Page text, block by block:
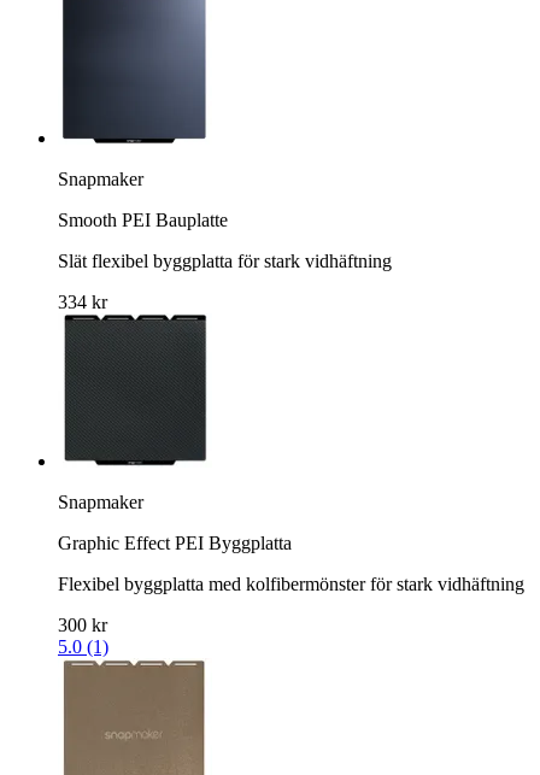
Snapmaker
Smooth PEI Bauplatte
Slät flexibel byggplatta för stark vidhäftning
334 kr
Snapmaker
Graphic Effect PEI Byggplatta
Flexibel byggplatta med kolfibermönster för stark vidhäftning
300 kr
5.0 (1)